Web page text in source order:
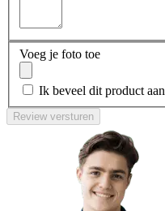
Voeg je foto toe
Ik beveel dit product aan
Review versturen